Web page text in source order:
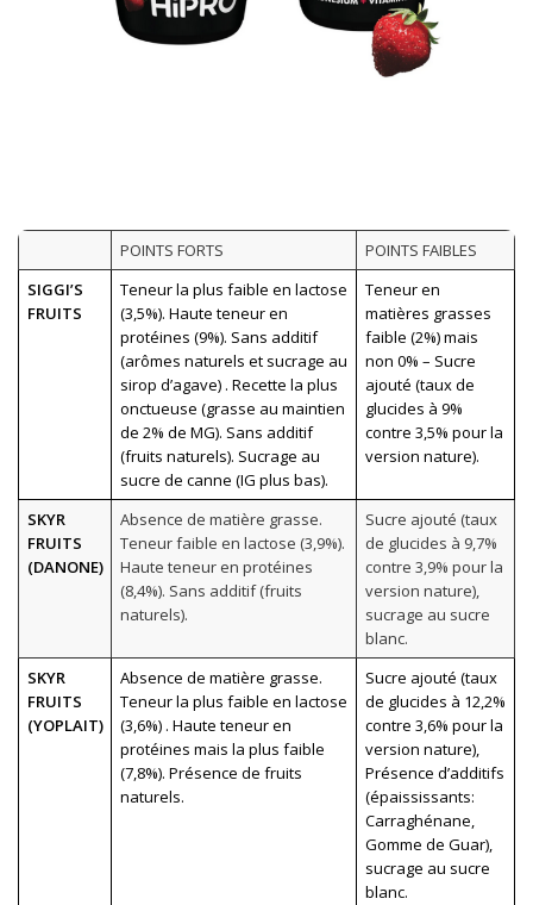
POINTS FORTS
POINTS FAIBLES
SIGGI’S
FRUITS
Teneur la plus faible en lactose
(3,5%). Haute teneur en
protéines (9%). Sans additif
(arômes naturels et sucrage au
sirop d’agave) . Recette la plus
onctueuse (grasse au maintien
de 2% de MG). Sans additif
(fruits naturels). Sucrage au
sucre de canne (IG plus bas).
Teneur en
matières grasses
faible (2%) mais
non 0% – Sucre
ajouté (taux de
glucides à 9%
contre 3,5% pour la
version nature).
SKYR
FRUITS
(DANONE)
Absence de matière grasse.
Teneur faible en lactose (3,9%).
Haute teneur en protéines
(8,4%). Sans additif (fruits
naturels).
Sucre ajouté (taux
de glucides à 9,7%
contre 3,9% pour la
version nature),
sucrage au sucre
blanc.
SKYR
FRUITS
(YOPLAIT)
Absence de matière grasse.
Teneur la plus faible en lactose
(3,6%) . Haute teneur en
protéines mais la plus faible
(7,8%). Présence de fruits
naturels.
Sucre ajouté (taux
de glucides à 12,2%
contre 3,6% pour la
version nature),
Présence d’additifs
(épaississants:
Carraghénane,
Gomme de Guar),
sucrage au sucre
blanc.